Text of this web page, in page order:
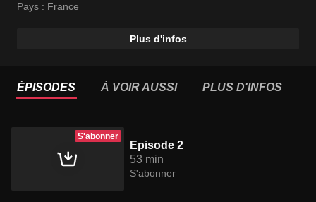
Pays : France
Plus d'infos
ÉPISODES À VOIR AUSSI PLUS D'INFOS
S'abonner
Episode 2
53 min
S'abonner